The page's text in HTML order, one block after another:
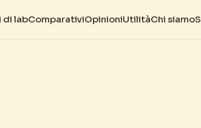
di labComparativiOpinioniUtilitàChi siamo